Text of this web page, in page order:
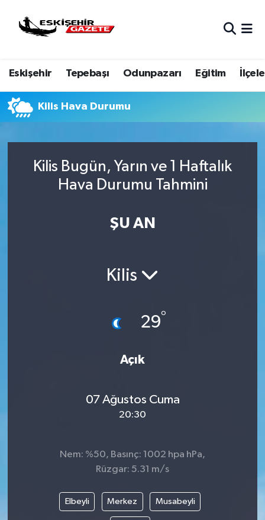
Eskişehir Tepebaşı Odunpazarı Eğitim
Kilis Hava Durumu
Kilis Bugün, Yarın ve 1 Haftalık
Hava Durumu Tahmini
ŞU AN
Kilis
29°
Açık
07 Ağustos Cuma
20:30
Nem: %50, Basınç: 1002 hpa hPa,
Rüzgar: 5.31 m/s
Elbeyli Merkez Musabeyli
Hava Durumu
Eskişehir Namaz Vakitleri
Süper Lig Puan Durumu ve Fikstür
Son Dakika Haberleri